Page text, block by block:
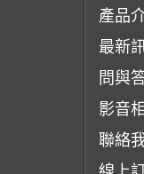
產品
最新
問與
影音
聯絡